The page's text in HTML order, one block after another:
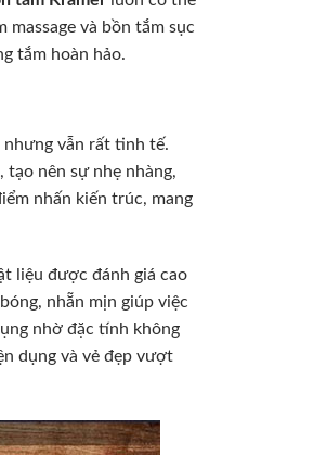
và bồn tắm sục
tắm hoàn hảo.
vẫn rất tinh tế.
nên sự nhẹ nhàng,
nhấn kiến trúc, mang
liệu được đánh giá cao
nhẵn mịn giúp việc
nhờ đặc tính không
dụng và vẻ đẹp vượt